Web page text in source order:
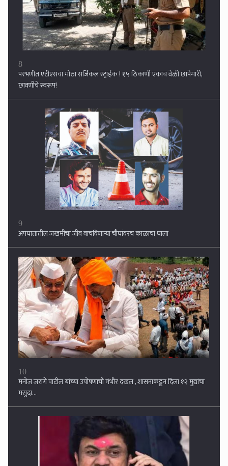
8
परभणीत एटीएसचा मोठा सर्जिकल स्ट्राईक ! १५ ठिकाणी एकाच वेळी छापेमारी,
छावणीचे स्वरूप!
अपघातातील जखमीचा जीव वाचविणार्‍या चौघांवरच काळाचा घाला
10
मनोज जरांगे पाटील यांच्या उपोषणाची गंभीर दखल , शासनाकडून दिला १२ मुद्यांचा
मसुदा...